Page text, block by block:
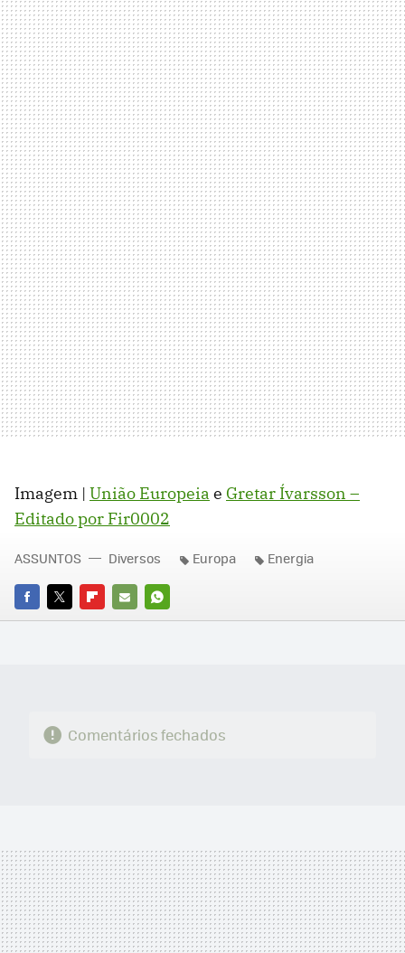
Imagem | União Europeia e Gretar Ívarsson –
Editado por Fir0002
FACEBOOK
TWITTERFLIPBOARD
E-
WHATSAPP
ASSUNTOS Diversos Europa Energia
Comentários fechados